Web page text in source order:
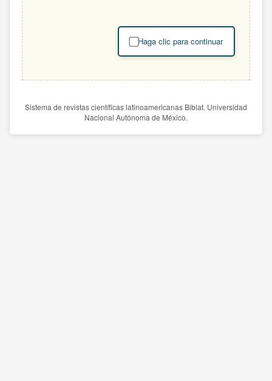
Haga clic para continuar
Sistema de revistas científicas latinoamericanas Biblat. Universidad
Nacional Autónoma de México.